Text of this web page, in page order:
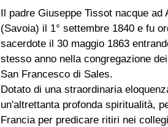
Il padre Giuseppe Tissot nacque ad
(Savoia) il 1° settembre 1840 e fu
sacerdote il 30 maggio 1863
stesso anno nella congregazione
San Francesco di Sales.
Dotato di una straordinaria
un'altrettanta profonda spiritualità,
Francia per predicare ritiri nei